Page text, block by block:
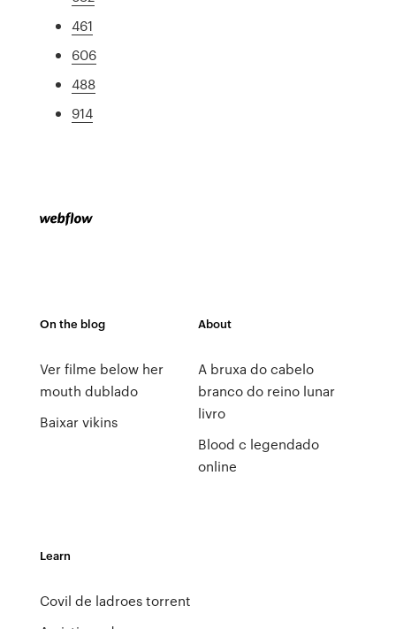
461
606
488
914
On the blog
Ver filme below her
mouth dublado
Baixar vikins
About
A bruxa do cabelo
branco do reino lunar
livro
Blood c legendado
online
Learn
Covil de ladroes torrent